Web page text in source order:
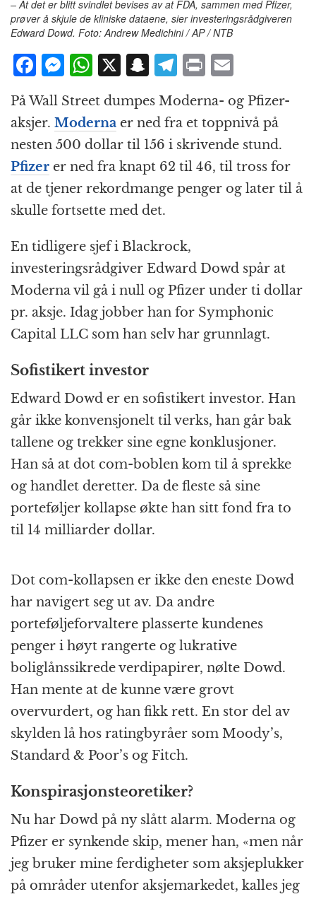
– At det er blitt svindlet bevises av at FDA, sammen med Pfizer,
prøver å skjule de kliniske dataene, sier investeringsrådgiveren
Edward Dowd. Foto: Andrew Medichini / AP / NTB
F
a
c
e
b
o
o
k
M
e
ss
e
n
g
e
r
W
h
at
s
A
p
p
X S
n
a
p
c
h
at
T
el
e
g
r
a
m
P
n
t
m
ai
l
På Wall Street dumpes Moderna- og Pfizer-
aksjer. Moderna er ned fra et toppnivå på
nesten 500 dollar til 156 i skrivende stund.
Pfizer er ned fra knapt 62 til 46, til tross for
at de tjener rekordmange penger og later til å
skulle fortsette med det.
En tidligere sjef i Blackrock,
investeringsrådgiver Edward Dowd spår at
Moderna vil gå i null og Pfizer under ti dollar
pr. aksje. Idag jobber han for Symphonic
Capital LLC som han selv har grunnlagt.
Sofistikert investor
Edward Dowd er en sofistikert investor. Han
går ikke konvensjonelt til verks, han går bak
tallene og trekker sine egne konklusjoner.
Han så at dot com-boblen kom til å sprekke
og handlet deretter. Da de fleste så sine
porteføljer kollapse økte han sitt fond fra to
til 14 milliarder dollar.
Dot com-kollapsen er ikke den eneste Dowd
har navigert seg ut av. Da andre
porteføljeforvaltere plasserte kundenes
penger i høyt rangerte og lukrative
boliglånssikrede verdipapirer, nølte Dowd.
Han mente at de kunne være grovt
overvurdert, og han fikk rett. En stor del av
skylden lå hos ratingbyråer som Moody’s,
Standard & Poor’s og Fitch.
Konspirasjonsteoretiker?
Nu har Dowd på ny slått alarm. Moderna og
Pfizer er synkende skip, mener han, «men når
jeg bruker mine ferdigheter som aksjeplukker
på områder utenfor aksjemarkedet, kalles jeg